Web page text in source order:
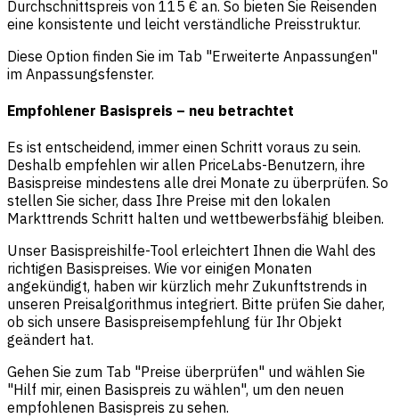
Durchschnittspreis von 115 € an. So bieten Sie Reisenden
eine konsistente und leicht verständliche Preisstruktur.
Diese Option finden Sie im Tab "Erweiterte Anpassungen"
im Anpassungsfenster.
Empfohlener Basispreis – neu betrachtet
Es ist entscheidend, immer einen Schritt voraus zu sein.
Deshalb empfehlen wir allen PriceLabs-Benutzern, ihre
Basispreise mindestens alle drei Monate zu überprüfen. So
stellen Sie sicher, dass Ihre Preise mit den lokalen
Markttrends Schritt halten und wettbewerbsfähig bleiben.
Unser Basispreishilfe-Tool erleichtert Ihnen die Wahl des
richtigen Basispreises. Wie vor einigen Monaten
angekündigt, haben wir kürzlich mehr Zukunftstrends in
unseren Preisalgorithmus integriert. Bitte prüfen Sie daher,
ob sich unsere Basispreisempfehlung für Ihr Objekt
geändert hat.
Gehen Sie zum Tab "Preise überprüfen" und wählen Sie
"Hilf mir, einen Basispreis zu wählen", um den neuen
empfohlenen Basispreis zu sehen.